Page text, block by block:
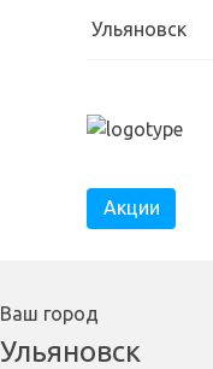
Ульяновск
Акции
Ваш город
Ульяновск